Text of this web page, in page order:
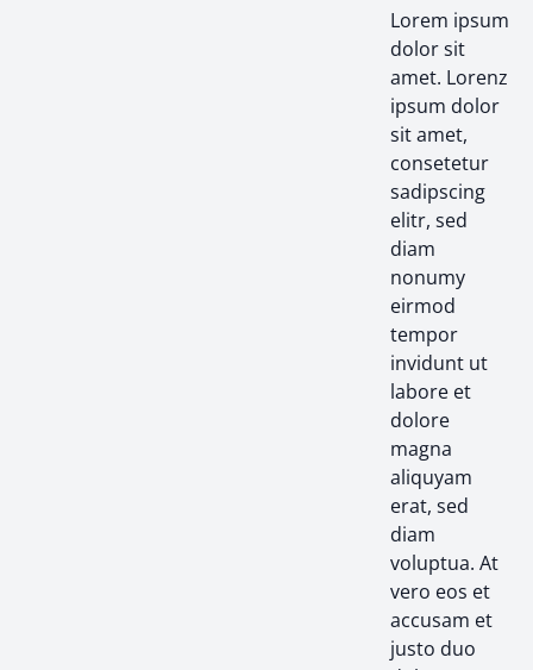
Lorem ipsum
dolor sit
amet. Lorenz
ipsum dolor
sit amet,
consetetur
sadipscing
elitr, sed
diam
nonumy
eirmod
tempor
invidunt ut
labore et
dolore
magna
aliquyam
erat, sed
diam
voluptua. At
vero eos et
accusam et
justo duo